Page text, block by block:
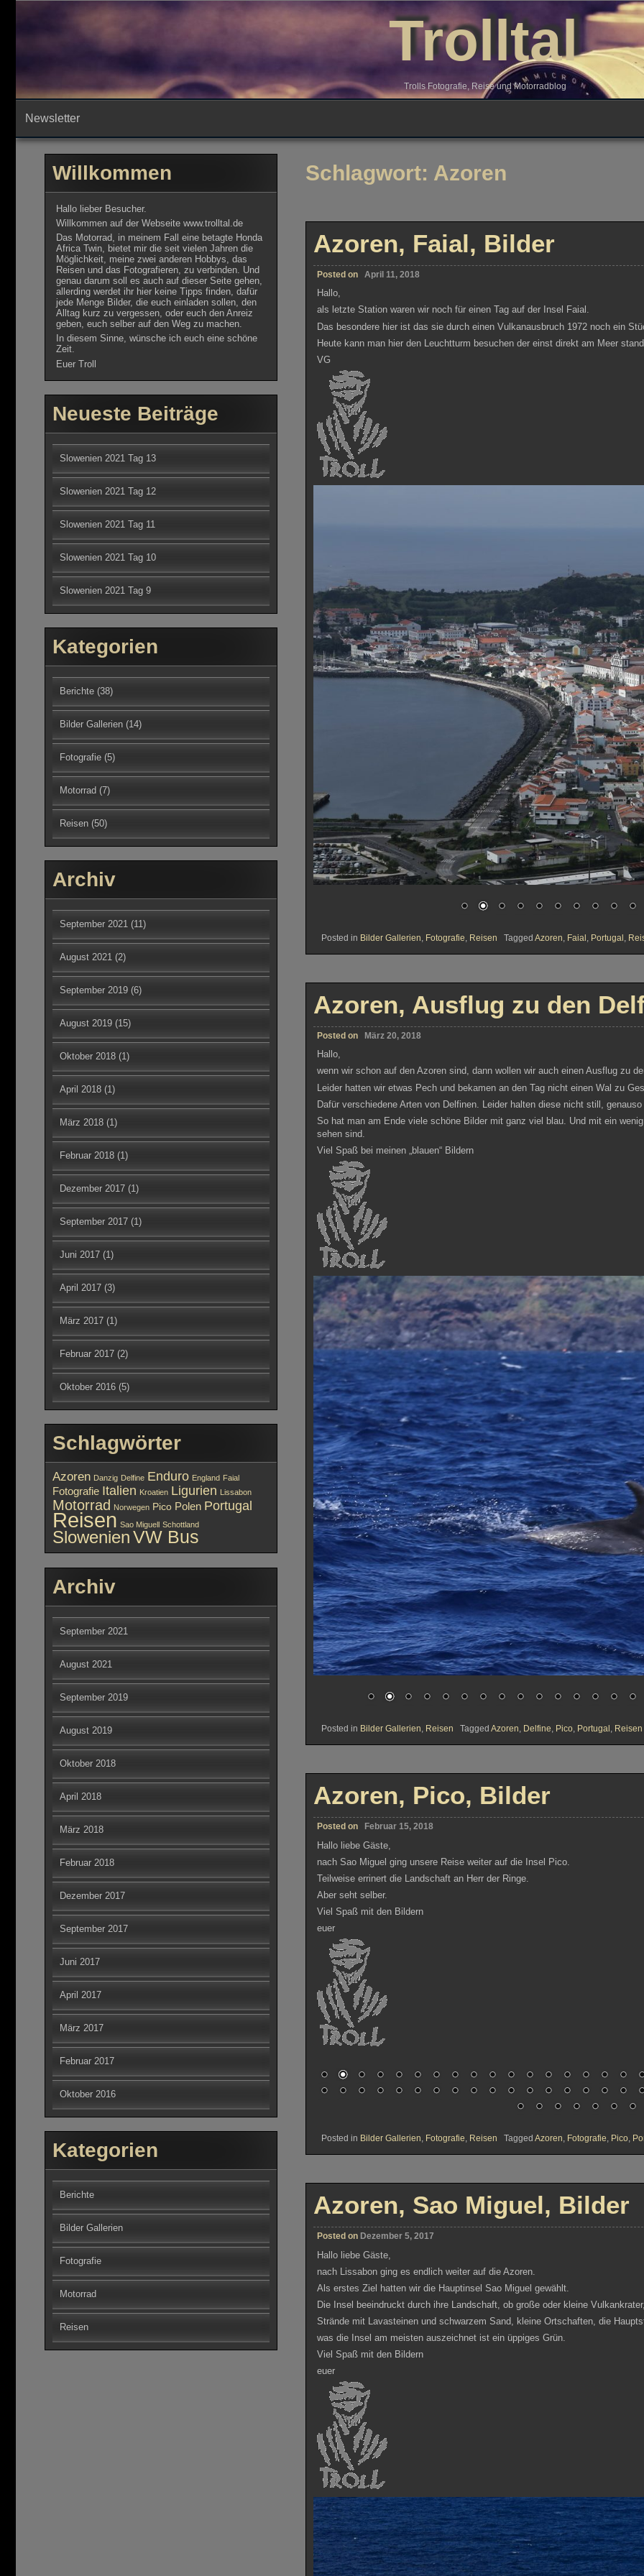
Trolltal
Trolls Fotografie, Reise und Motorradblog
Newsletter
Schlagwort: Azoren
Azoren, Faial, Bilder
Posted on April 11, 2018
Hallo,
als letzte Station waren wir noch für einen Tag auf der Insel Faial.
Das besondere hier ist das sie durch einen Vulkanausbruch 1972 noch ein
Heute kann man hier den Leuchtturm besuchen der einst direkt am Meer
VG
Posted in Bilder Gallerien, Fotografie, Reisen Tagged Azoren, Faial , Portugal ,
Azoren, Ausflug zu den
Posted on März 20, 2018
Hallo,
wenn wir schon auf den Azoren sind, dann wollen wir auch einen Ausflug zu
Leider hatten wir etwas Pech und bekamen an den Tag nicht einen Wal zu
Dafür verschiedene Arten von Delfinen. Leider halten diese nicht still,
So hat man am Ende viele schöne Bilder mit ganz viel blau. Und mit ein
sehen sind.
Viel Spaß bei meinen „blauen“ Bildern
Posted in Bilder Gallerien, Reisen Tagged Azoren, Delfine, Pico, Portugal , Reisen
Azoren, Pico, Bilder
Posted on Februar 15, 2018
Hallo liebe Gäste,
nach Sao Miguel ging unsere Reise weiter auf die Insel Pico.
Teilweise errinert die Landschaft an Herr der Ringe.
Aber seht selber.
Viel Spaß mit den Bildern
euer
Posted inBilder Gallerien, Fotografie ,Reisen TaggedAzoren,Fotografie , Pico ,
Willkommen
Hallo lieber Besucher.
Willkommen auf der Webseite www.trolltal.de
Das Motorrad, in meinem Fall eine betagte Honda
Africa Twin, bietet mir die seit vielen Jahren die
Möglichkeit, meine zwei anderen Hobbys, das
Reisen und das Fotografieren, zu verbinden. Und
genau darum soll es auch auf dieser Seite gehen,
allerding werdet ihr hier keine Tipps finden, dafür
jede Menge Bilder, die euch einladen sollen, den
Alltag kurz zu vergessen, oder euch den Anreiz
geben, euch selber auf den Weg zu machen.
In diesem Sinne, wünsche ich euch eine schöne
Zeit.
Euer Troll
Neueste Beiträge
Slowenien 2021 Tag 13
Slowenien 2021 Tag 12
Slowenien 2021 Tag 11
Slowenien 2021 Tag 10
Slowenien 2021 Tag 9
Kategorien
Berichte (38)
Bilder Gallerien (14)
Fotografie (5)
Motorrad (7)
Reisen (50)
Archiv
September 2021 (11)
August 2021 (2)
September 2019 (6)
August 2019 (15)
Oktober 2018 (1)
April 2018 (1)
März 2018 (1)
Februar 2018 (1)
Dezember 2017 (1)
September 2017 (1)
Juni 2017 (1)
April 2017 (3)
März 2017 (1)
Februar 2017 (2)
Oktober 2016 (5)
Schlagwörter
Azoren Danzig Delfine Enduro England Faial
Fotografie Italien Kroatien Ligurien Lissabon
Motorrad Norwegen Pico Polen Portugal
Reisen Sao Miguell Schottland
SlowenienVW Bus
Archiv
September 2021
August 2021
September 2019
August 2019
Oktober 2018
April 2018
März 2018
Februar 2018
Dezember 2017
September 2017
Juni 2017
April 2017
März 2017
Februar 2017
Oktober 2016
Kategorien
Berichte
Bilder Gallerien
Fotografie
Motorrad
Reisen